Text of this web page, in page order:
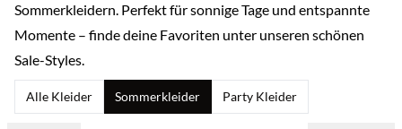
Sommerkleidern. Perfekt für sonnige Tage und entspannte
Momente – finde deine Favoriten unter unseren schönen
Sale-Styles.
Alle Kleider Sommerkleider Party Kleider